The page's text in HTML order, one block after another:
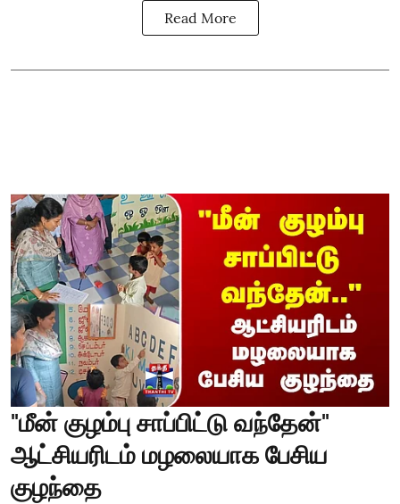
Read More
"மீன் குழம்பு சாப்பிட்டு வந்தேன்"
ஆட்சியரிடம் மழலையாக பேசிய
குழந்தை